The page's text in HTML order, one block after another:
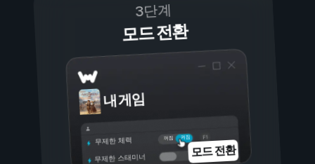
3단계
모드 전환
내 게임
켜짐
꺼짐
무제한 체력
무제한 스태미너 모드 전환